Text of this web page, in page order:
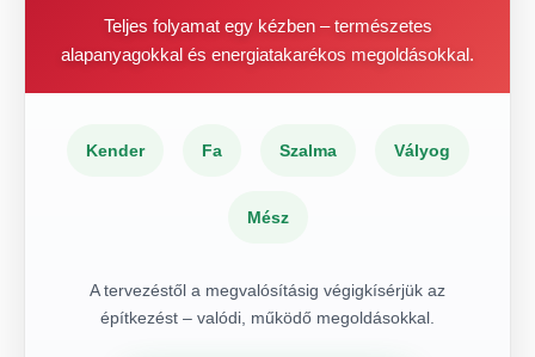
Teljes folyamat egy kézben – természetes
alapanyagokkal és energiatakarékos megoldásokkal.
Kender Fa Szalma Vályog
Mész
A tervezéstől a megvalósításig végigkísérjük az
építkezést – valódi, működő megoldásokkal.